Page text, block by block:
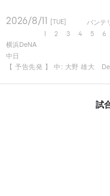
2026/8/11 [TUE] バンテ
2 3 4 5 6
横浜DeNA
中日
【 予告先発 】 中: 大野 雄大
試